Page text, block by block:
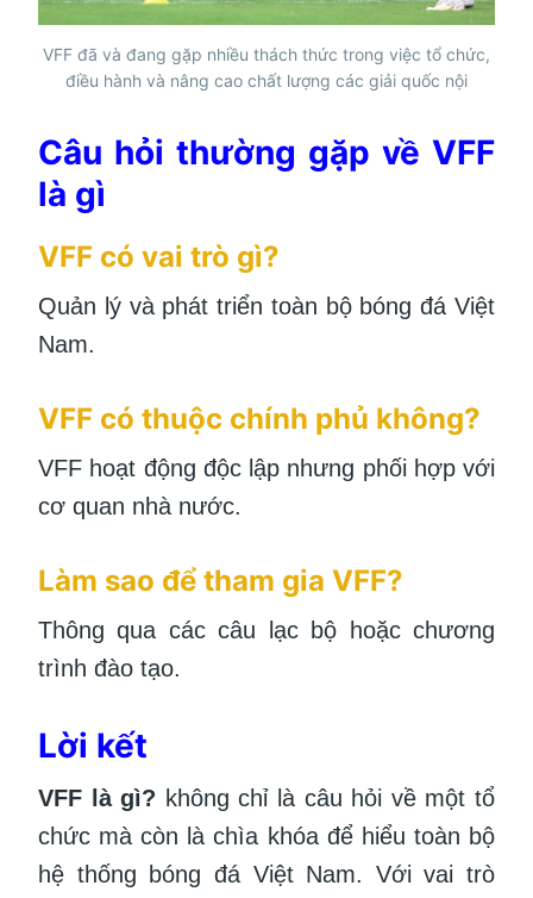
VFF đã và đang gặp nhiều thách thức trong việc tổ chức,
điều hành và nâng cao chất lượng các giải quốc nội
Câu hỏi thường gặp về VFF
là gì
VFF có vai trò gì?
Quản lý và phát triển toàn bộ bóng đá Việt
Nam.
VFF có thuộc chính phủ không?
VFF hoạt động độc lập nhưng phối hợp với
cơ quan nhà nước.
Làm sao để tham gia VFF?
Thông qua các câu lạc bộ hoặc chương
trình đào tạo.
Lời kết
VFF là gì? không chỉ là câu hỏi về một tổ
chức mà còn là chìa khóa để hiểu toàn bộ
hệ thống bóng đá Việt Nam. Với vai trò